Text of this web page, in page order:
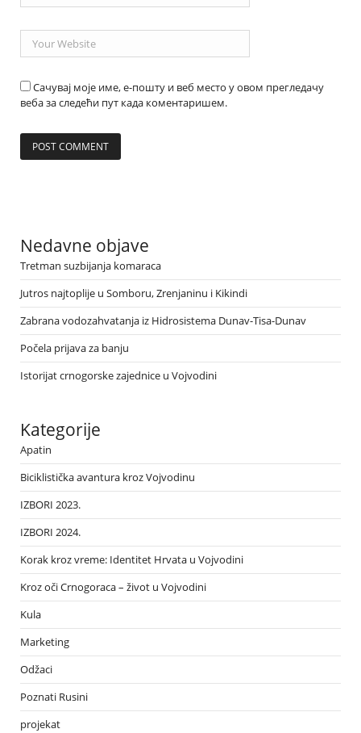
Сачувај моје име, е-пошту и веб место у овом прегледачу
веба за следећи пут када коментаришем.
Nedavne objave
Tretman suzbijanja komaraca
Jutros najtoplije u Somboru, Zrenjaninu i Kikindi
Zabrana vodozahvatanja iz Hidrosistema Dunav-Tisa-Dunav
Počela prijava za banju
Istorijat crnogorske zajednice u Vojvodini
Kategorije
Apatin
Biciklistička avantura kroz Vojvodinu
IZBORI 2023.
IZBORI 2024.
Korak kroz vreme: Identitet Hrvata u Vojvodini
Kroz oči Crnogoraca – život u Vojvodini
Kula
Marketing
Odžaci
Poznati Rusini
projekat